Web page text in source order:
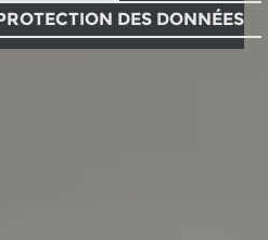
DES DONNÉES